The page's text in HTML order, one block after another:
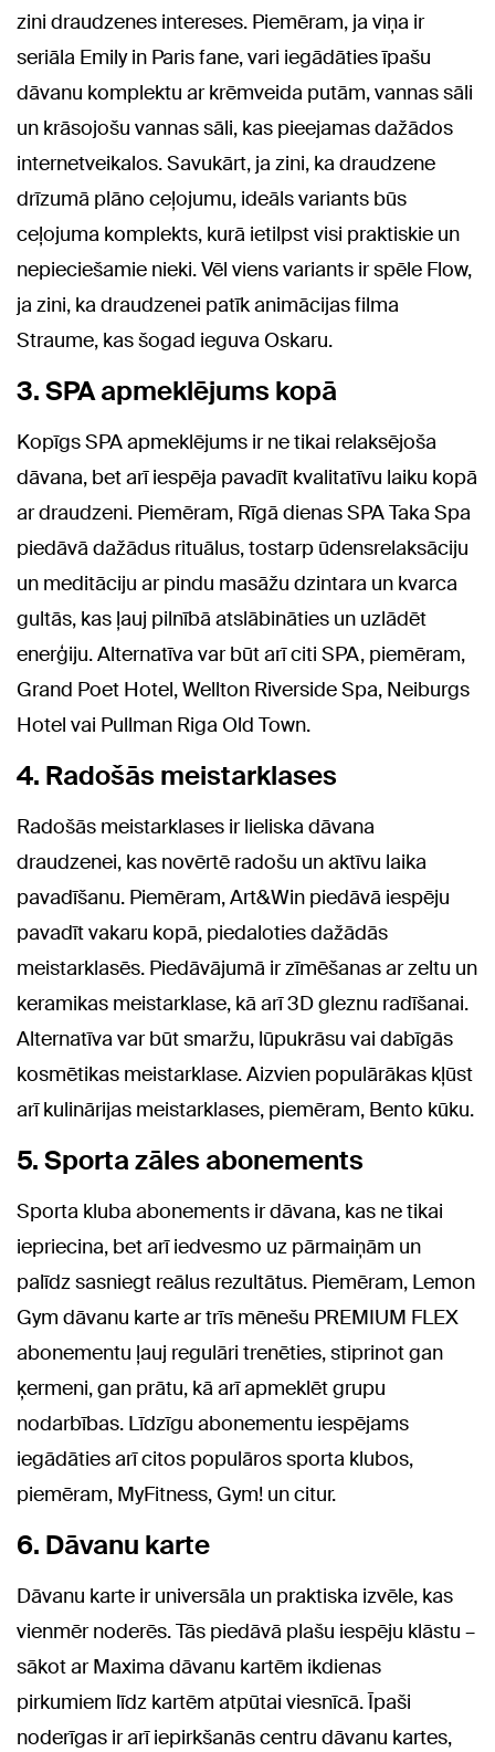
zini draudzenes intereses. Piemēram, ja viņa ir
seriāla Emily in Paris fane, vari iegādāties īpašu
dāvanu komplektu ar krēmveida putām, vannas sāli
un krāsojošu vannas sāli, kas pieejamas dažādos
internetveikalos. Savukārt, ja zini, ka draudzene
drīzumā plāno ceļojumu, ideāls variants būs
ceļojuma komplekts, kurā ietilpst visi praktiskie un
nepieciešamie nieki. Vēl viens variants ir spēle Flow,
ja zini, ka draudzenei patīk animācijas filma
Straume, kas šogad ieguva Oskaru.
3. SPA apmeklējums kopā
Kopīgs SPA apmeklējums ir ne tikai relaksējoša
dāvana, bet arī iespēja pavadīt kvalitatīvu laiku kopā
ar draudzeni. Piemēram, Rīgā dienas SPA Taka Spa
piedāvā dažādus rituālus, tostarp ūdensrelaksāciju
un meditāciju ar pindu masāžu dzintara un kvarca
gultās, kas ļauj pilnībā atslābināties un uzlādēt
enerģiju. Alternatīva var būt arī citi SPA, piemēram,
Grand Poet Hotel, Wellton Riverside Spa, Neiburgs
Hotel vai Pullman Riga Old Town.
4. Radošās meistarklases
Radošās meistarklases ir lieliska dāvana
draudzenei, kas novērtē radošu un aktīvu laika
pavadīšanu. Piemēram, Art&Win piedāvā iespēju
pavadīt vakaru kopā, piedaloties dažādās
meistarklasēs. Piedāvājumā ir zīmēšanas ar zeltu un
keramikas meistarklase, kā arī 3D gleznu radīšanai.
Alternatīva var būt smaržu, lūpukrāsu vai dabīgās
kosmētikas meistarklase. Aizvien populārākas kļūst
arī kulinārijas meistarklases, piemēram, Bento kūku.
5. Sporta zāles abonements
Sporta kluba abonements ir dāvana, kas ne tikai
iepriecina, bet arī iedvesmo uz pārmaiņām un
palīdz sasniegt reālus rezultātus. Piemēram, Lemon
Gym dāvanu karte ar trīs mēnešu PREMIUM FLEX
abonementu ļauj regulāri trenēties, stiprinot gan
ķermeni, gan prātu, kā arī apmeklēt grupu
nodarbības. Līdzīgu abonementu iespējams
iegādāties arī citos populāros sporta klubos,
piemēram, MyFitness, Gym! un citur.
6. Dāvanu karte
Dāvanu karte ir universāla un praktiska izvēle, kas
vienmēr noderēs. Tās piedāvā plašu iespēju klāstu –
sākot ar Maxima dāvanu kartēm ikdienas
pirkumiem līdz kartēm atpūtai viesnīcā. Īpaši
noderīgas ir arī iepirkšanās centru dāvanu kartes,